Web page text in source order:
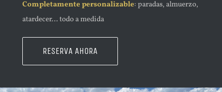
Completamente personalizable: paradas, almuerzo,
atardecer… todo a medida
RESERVA AHORA